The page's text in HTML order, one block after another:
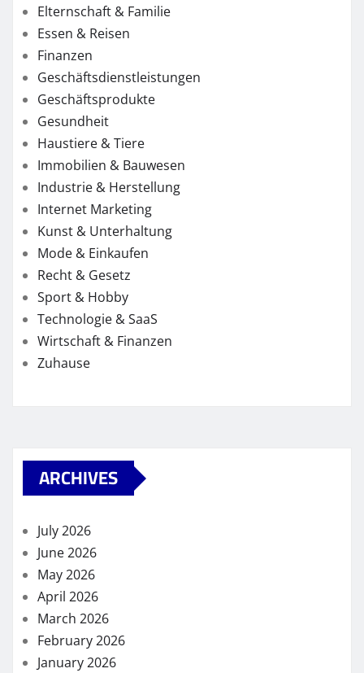
Elternschaft & Familie
Essen & Reisen
Finanzen
Geschäftsdienstleistungen
Geschäftsprodukte
Gesundheit
Haustiere & Tiere
Immobilien & Bauwesen
Industrie & Herstellung
Internet Marketing
Kunst & Unterhaltung
Mode & Einkaufen
Recht & Gesetz
Sport & Hobby
Technologie & SaaS
Wirtschaft & Finanzen
Zuhause
ARCHIVES
July 2026
June 2026
May 2026
April 2026
March 2026
February 2026
January 2026